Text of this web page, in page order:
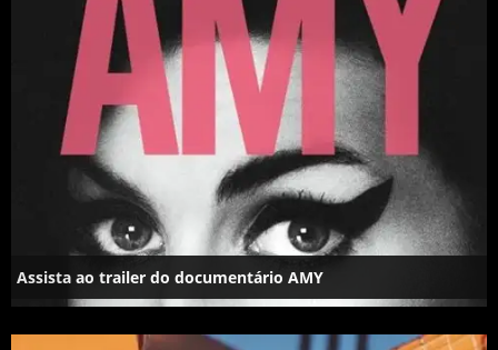
Assista ao trailer do documentário AMY